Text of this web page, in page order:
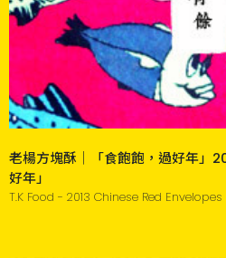
老楊方塊酥｜「食飽飽，過好年」
好年」
T.K Food - 2013 Chinese Red